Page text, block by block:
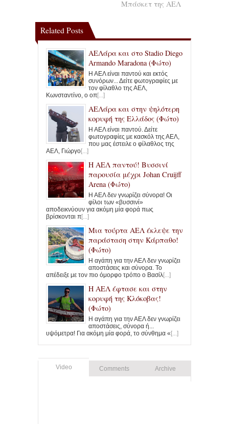
Μπάσκετ της ΑΕΛ
Related Posts
ΑΕΛάρα και στο Stadio Diego
Armando Maradona (Φώτο)
Η ΑΕΛ είναι παντού και εκτός
συνόρων... Δείτε φωτογραφίες με
τον φίλαθλο της ΑΕΛ,
Κωνσταντίνο, ο οπ[...]
ΑΕΛάρα και στην ψηλότερη
κορυφή της Ελλάδος (Φώτο)
Η ΑΕΛ είναι παντού. Δείτε
φωτογραφίες με κασκόλ της ΑΕΛ,
που μας έστειλε ο φίλαθλος της
ΑΕΛ, Γιώργο[...]
Η ΑΕΛ παντού! Βυσσινί
παρουσία μέχρι Johan Cruijff
Arena (Φώτο)
Η ΑΕΛ δεν γνωρίζει σύνορα! Οι
φίλοι των «βυσσινί»
αποδεικνύουν για ακόμη μία φορά πως
βρίσκονται π[...]
Μια τούρτα ΑΕΛ έκλεψε την
παράσταση στην Κάρπαθο!
(Φώτο)
Η αγάπη για την ΑΕΛ δεν γνωρίζει
αποστάσεις και σύνορα. Το
απέδειξε με τον πιο όμορφο τρόπο ο Βασίλ[...]
Η ΑΕΛ έφτασε και στην
κορυφή της Κλόκοβας!
(Φώτο)
Η αγάπη για την ΑΕΛ δεν γνωρίζει
αποστάσεις, σύνορα ή...
υψόμετρα! Για ακόμη μία φορά, το σύνθημα «[...]
Video Comments Archive